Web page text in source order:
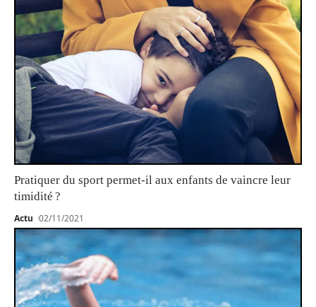
Pratiquer du sport permet-il aux enfants de vaincre leur
timidité ?
Actu 02/11/2021